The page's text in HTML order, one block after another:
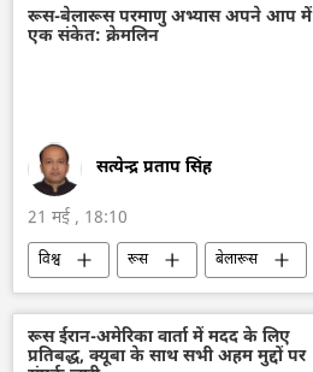
रूस-बेलारूस परमाणु अभ्यास अपने आप में
एक संकेत: क्रेमलिन
सत्येन्द्र प्रताप सिंह
21 मई , 18:10
विश्व रूस
बेलारूस
परमाणु हथियार
परमाणु पनडुब्बी
परमाणु बम
सैन्य तकनीक
रूस ईरान-अमेरिका वार्ता में मदद के लिए
प्रतिबद्ध, क्यूबा के साथ सभी अहम मुद्दों पर